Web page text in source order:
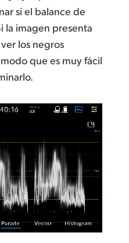
si el balance de
la imagen presenta
los negros
que es muy fácil